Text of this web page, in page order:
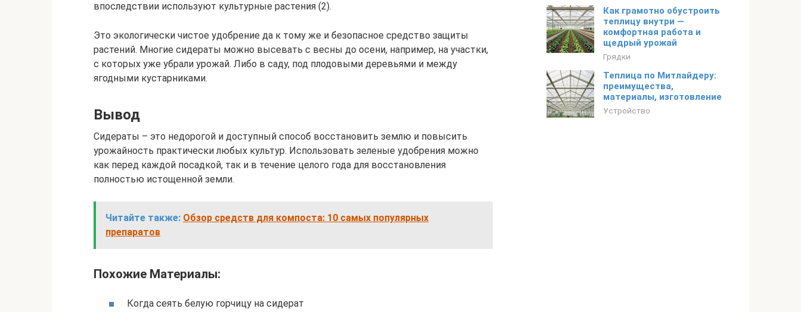
впоследствии используют культурные растения (2).
Это экологически чистое удобрение да к тому же и безопасное средство защиты
растений. Многие сидераты можно высевать с весны до осени, например, на участки,
с которых уже убрали урожай. Либо в саду, под плодовыми деревьями и между
ягодными кустарниками.
Вывод
Сидераты – это недорогой и доступный способ восстановить землю и повысить
урожайность практически любых культур. Использовать зеленые удобрения можно
как перед каждой посадкой, так и в течение целого года для восстановления
полностью истощенной земли.
Читайте также: Обзор средств для компоста: 10 самых популярных
препаратов
Похожие Материалы:
Когда сеять белую горчицу на сидерат
Как грамотно обустроить
теплицу внутри —
комфортная работа и
щедрый урожай
Грядки
Теплица по Митлайдеру:
преимущества,
материалы, изготовление
Устройство